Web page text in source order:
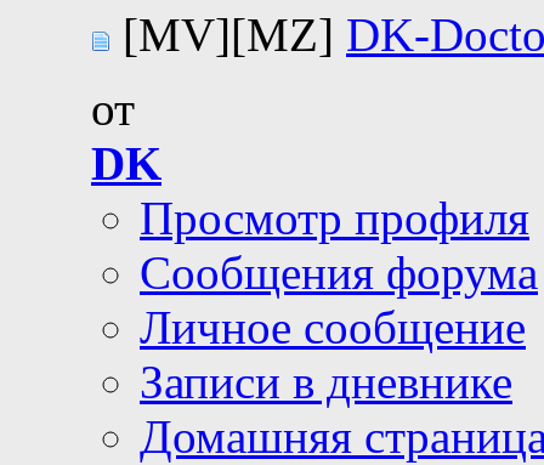
[MV][MZ] DK-
от
DK
Просмотр профиля
Сообщения форума
Личное сообщение
Записи в дневнике
Домашняя